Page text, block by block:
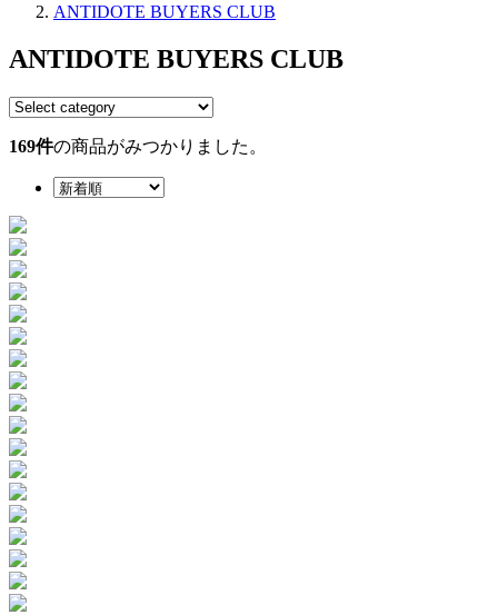
ANTIDOTE BUYERS CLUB
ANTIDOTE BUYERS CLUB
169件の商品がみつかりました。